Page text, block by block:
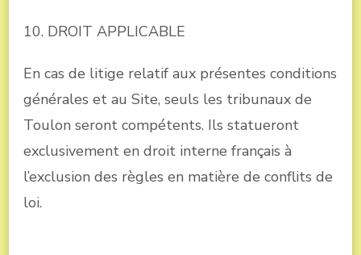
10. DROIT APPLICABLE
En cas de litige relatif aux présentes conditions
générales et au Site, seuls les tribunaux de
Toulon seront compétents. Ils statueront
exclusivement en droit interne français à
l’exclusion des règles en matière de conflits de
loi.